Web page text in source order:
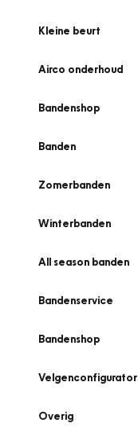
Kleine beurt
Airco onderhoud
Bandenshop
Banden
Zomerbanden
Winterbanden
All season banden
Bandenservice
Bandenshop
Velgenconfigurator
Overig